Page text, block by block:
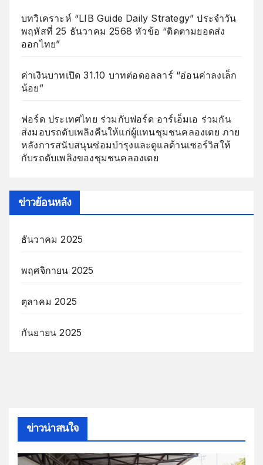
บทวิเคราะห์ “LIB Guide Daily Strategy” ประจำวัน
พฤหัสที่ 25 ธันวาคม 2568 หัวข้อ “ติดตามยอดส่ง
ออกไทย”
ค่าเงินบาทเปิด 31.10 บาทต่อดอลลาร์ “อ่อนค่าลงเล็ก
น้อย”
ฟอร์ด ประเทศไทย ร่วมกับฟอร์ด อาร์เอ็มเอ ร่วมกัน
ส่งมอบรถดับเพลิงคืนให้แก่ผู้แทนชุมชนคลองเตย ภาย
หลังการสนับสนุนซ่อมบำรุงและดูแลด้านเซอร์วิสให้
กับรถดับเพลิงของชุมชนคลองเตย
ข่าวย้อนหลัง
ธันวาคม 2025
พฤศจิกายน 2025
ตุลาคม 2025
กันยายน 2025
ข่าวน่าสนใจ